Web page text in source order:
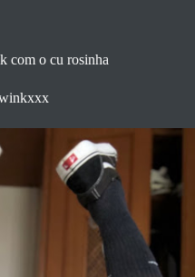
com o cu rosinha